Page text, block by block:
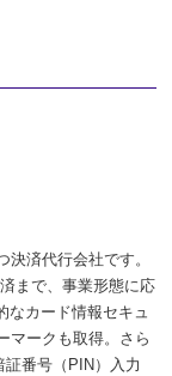
済代行会社です。
まで、事業形態に応
なカード情報セキュ
マークも取得。さら
番号（PIN）入力